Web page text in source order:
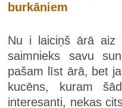
burkāniem
Nu i laiciņš ārā aiz
saimnieks savu
pašam līst ārā, bet
kucēns, kuram
interesanti, nekas